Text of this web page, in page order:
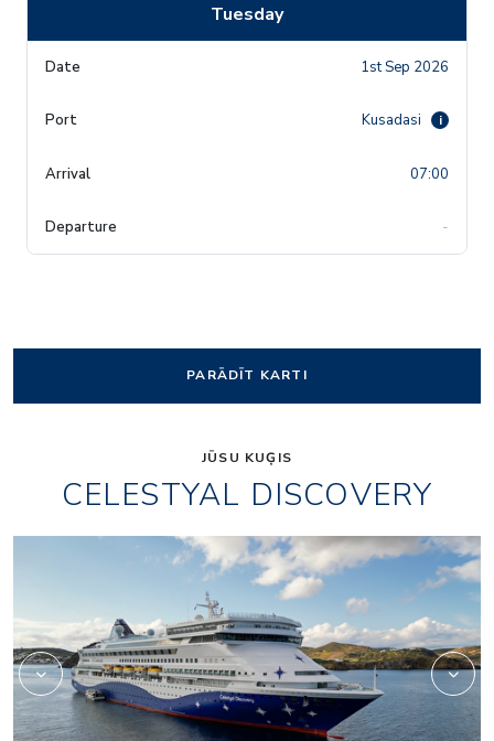
Tuesday
1st Sep 2026
Kusadasi i
07:00
-
PARĀDĪT KARTI
JŪSU KUĢIS
CELESTYAL DISCOVERY
Discovery-Patmos-03